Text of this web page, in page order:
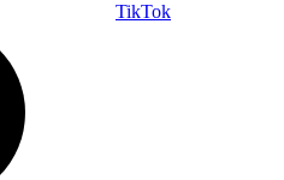
TikTok